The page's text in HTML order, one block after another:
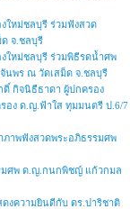
ใหม่ชลบุรี ร่วมฟังสวด
จ.ชลบุรี
ใหม่ชลบุรี ร่วมพิธีรดน้ำศพ
นพร ณ วัดเสม็ด จ.ชลบุรี
กิจนิธืธาดา ผู้ปกครอง
อง ด.ญ.ฟ้าใส ทุมมนตรี ป.6/7
ภาพฟังสวดพระอภิธรรมศพ
มศพ ด.ญ.กนกพิชญ์ แก้วกมล
ดงความยินดีกับ ดร.ปาริชาติ